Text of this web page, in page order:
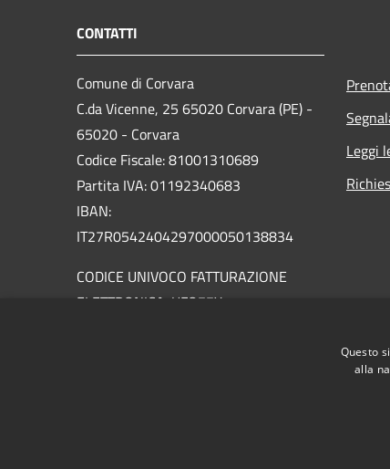
CONTATTI
Comune di Corvara
C.da Vicenne, 25 65020 Corvara (PE) -
65020 - Corvara
Codice Fiscale: 81001310689
Partita IVA: 01192340683
IBAN:
IT27R0542404297000050138834
CODICE UNIVOCO FATTURAZIONE
ELETTRONICA: UFO77X
Leggi
Questo
alla